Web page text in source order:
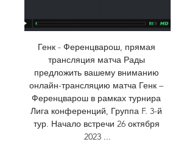
Генк - Ференцварош, прямая
трансляция матча Рады
предложить вашему вниманию
онлайн-трансляцию матча Генк –
Ференцварош в рамках турнира
Лига конференций, Группа F. 3-й
тур. Начало встречи 26 октября
2023 ...